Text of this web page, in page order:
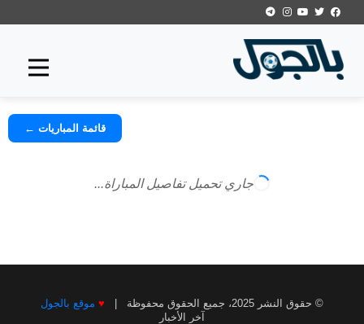
قائمة المباريات ←
جاري تحميل تفاصيل المباراة...
© حقوق النشر 2025، جميع الحقوق محفوظة | ♥ موقع بالجول
آخر الأخبار